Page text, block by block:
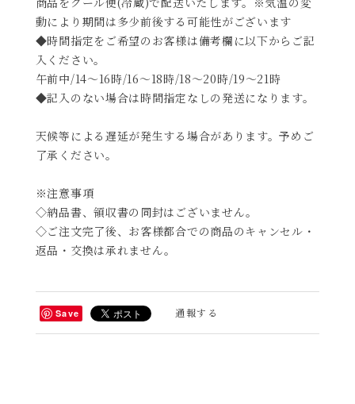
動により期間は多少前後する可能性がございます
◆時間指定をご希望のお客様は備考欄に以下からご記
入ください。
午前中/14～16時/16～18時/18～20時/19～21時
◆記入のない場合は時間指定なしの発送になります。
天候等による遅延が発生する場合があります。予めご
了承ください。
※注意事項
◇納品書、領収書の同封はございません。
◇ご注文完了後、お客様都合での商品のキャンセル・
返品・交換は承れません。
Save 通報する